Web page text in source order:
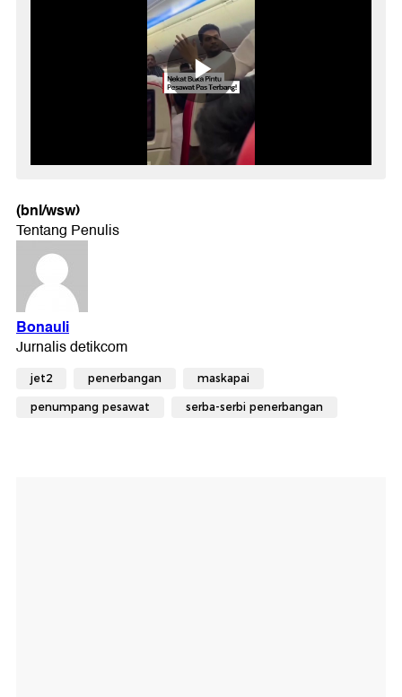
(bnl/wsw)
jet2 penerbangan maskapai
penumpang pesawat serba-serbi penerbangan